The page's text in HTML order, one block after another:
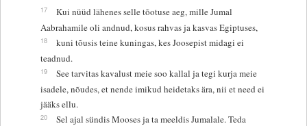
17
Kui nüüd lähenes selle tõotuse aeg, mille Jumal
Aabrahamile oli andnud, kosus rahvas ja kasvas Egiptuses,
18
kuni tõusis teine kuningas, kes Joosepist midagi ei
teadnud.
19
See tarvitas kavalust meie soo kallal ja tegi kurja meie
isadele, nõudes, et nende imikud heidetaks ära, nii et need ei
jääks ellu.
20
Sel ajal sündis Mooses ja ta meeldis Jumalale. Teda